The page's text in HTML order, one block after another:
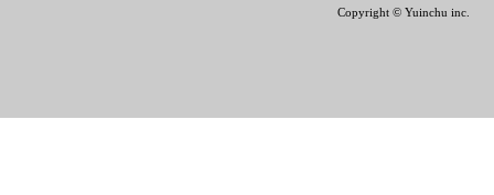
Copyright © Yuinchu inc.